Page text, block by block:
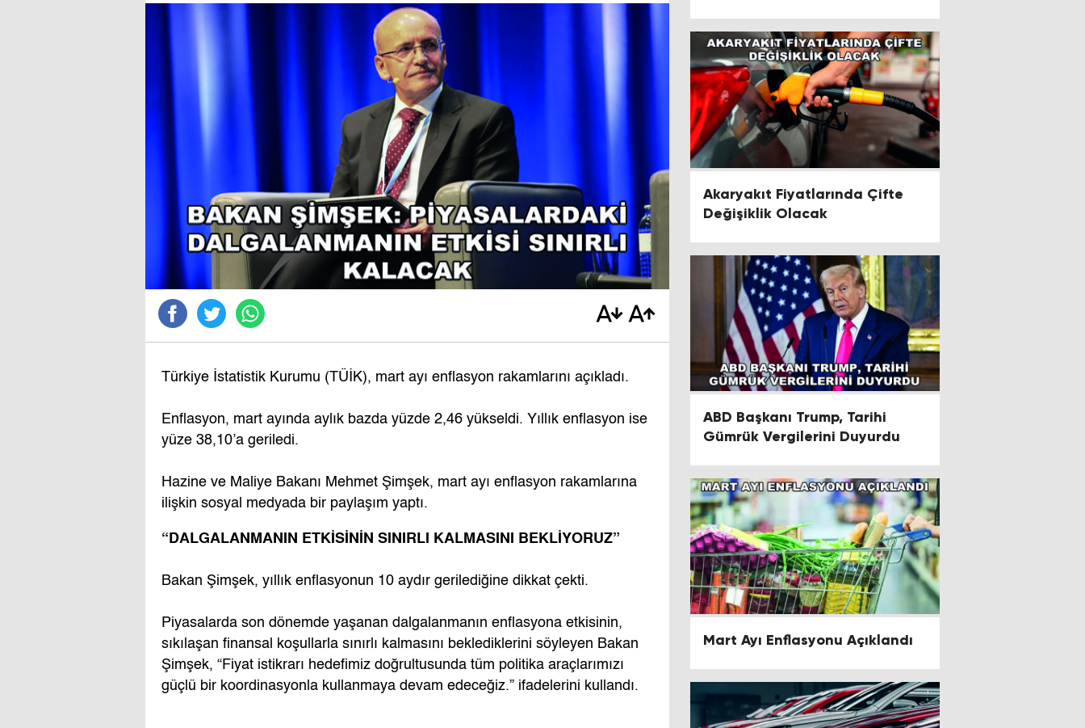
Türkiye İstatistik Kurumu (TÜİK), mart ayı enflasyon rakamlarını açıkladı.
Enflasyon, mart ayında aylık bazda yüzde 2,46 yükseldi. Yıllık enflasyon ise
yüze 38,10’a geriledi.
Hazine ve Maliye Bakanı Mehmet Şimşek, mart ayı enflasyon rakamlarına
ilişkin sosyal medyada bir paylaşım yaptı.
“DALGALANMANIN ETKİSİNİN SINIRLI KALMASINI BEKLİYORUZ”
Bakan Şimşek, yıllık enflasyonun 10 aydır gerilediğine dikkat çekti.
Piyasalarda son dönemde yaşanan dalgalanmanın enflasyona etkisinin,
sıkılaşan finansal koşullarla sınırlı kalmasını beklediklerini söyleyen Bakan
Şimşek, “Fiyat istikrarı hedefimiz doğrultusunda tüm politika araçlarımızı
güçlü bir koordinasyonla kullanmaya devam edeceğiz.” ifadelerini kullandı.
Akaryakıt Fiyatlarında Çifte
Değişiklik Olacak
ABD Başkanı Trump, Tarihi
Gümrük Vergilerini Duyurdu
Mart Ayı Enflasyonu Açıklandı